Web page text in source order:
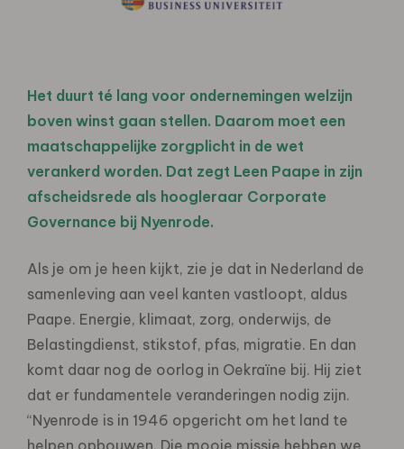
Het duurt té lang voor ondernemingen welzijn
boven winst gaan stellen. Daarom moet een
maatschappelijke zorgplicht in de wet
verankerd worden. Dat zegt Leen Paape in zijn
afscheidsrede als hoogleraar Corporate
Governance bij Nyenrode.
Als je om je heen kijkt, zie je dat in Nederland de
samenleving aan veel kanten vastloopt, aldus
Paape. Energie, klimaat, zorg, onderwijs, de
Belastingdienst, stikstof, pfas, migratie. En dan
komt daar nog de oorlog in Oekraïne bij. Hij ziet
dat er fundamentele veranderingen nodig zijn.
“Nyenrode is in 1946 opgericht om het land te